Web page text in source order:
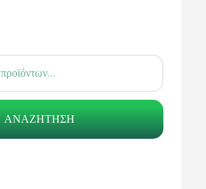
ΑΝΑΖΉΤΗΣΗ